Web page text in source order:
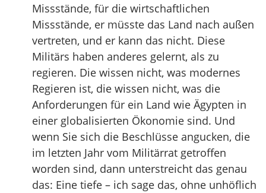
Missstände, für die wirtschaftlichen
Missstände, er müsste das Land nach außen
vertreten, und er kann das nicht. Diese
Militärs haben anderes gelernt, als zu
regieren. Die wissen nicht, was modernes
Regieren ist, die wissen nicht, was die
Anforderungen für ein Land wie Ägypten in
einer globalisierten Ökonomie sind. Und
wenn Sie sich die Beschlüsse angucken, die
im letzten Jahr vom Militärrat getroffen
worden sind, dann unterstreicht das genau
das: Eine tiefe – ich sage das, ohne unhöflich